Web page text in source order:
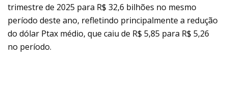
trimestre de 2025 para R$ 32,6 bilhões no mesmo
período deste ano, refletindo principalmente a redução
do dólar Ptax médio, que caiu de R$ 5,85 para R$ 5,26
no período.